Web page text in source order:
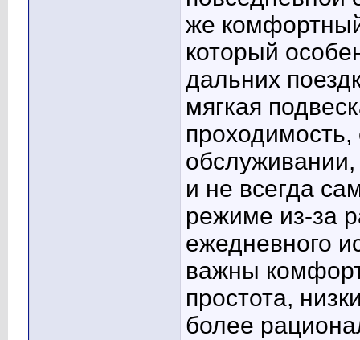
же
который
дальних
мягкая
и не всегда
режиме из-за
ежедневного
важны
простота,
более